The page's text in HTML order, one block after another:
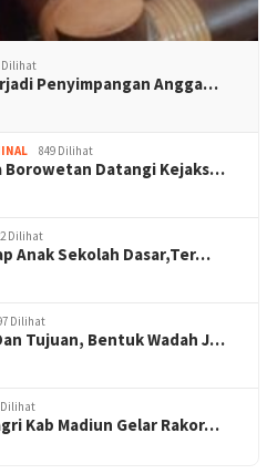
Dilihat
Penyimpangan Angga…
849 Dilihat
Borowetan Datangi Kejaks…
Dilihat
Anak Sekolah Dasar,Ter…
Dilihat
Tujuan, Bentuk Wadah J…
Dilihat
Kab Madiun Gelar Rakor…